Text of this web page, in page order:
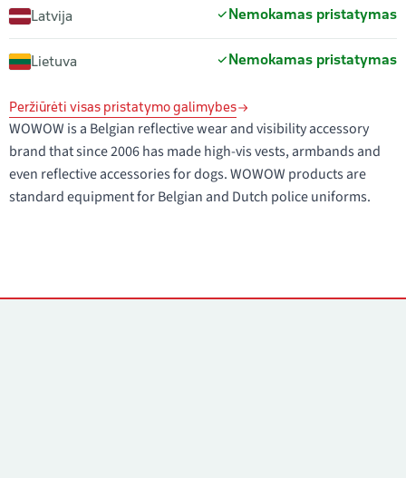
Latvija Nemokamas pristatymas
Lietuva Nemokamas pristatymas
Peržiūrėti visas pristatymo galimybes
WOWOW is a Belgian reflective wear and visibility accessory
brand that since 2006 has made high-vis vests, armbands and
even reflective accessories for dogs. WOWOW products are
standard equipment for Belgian and Dutch police uniforms.